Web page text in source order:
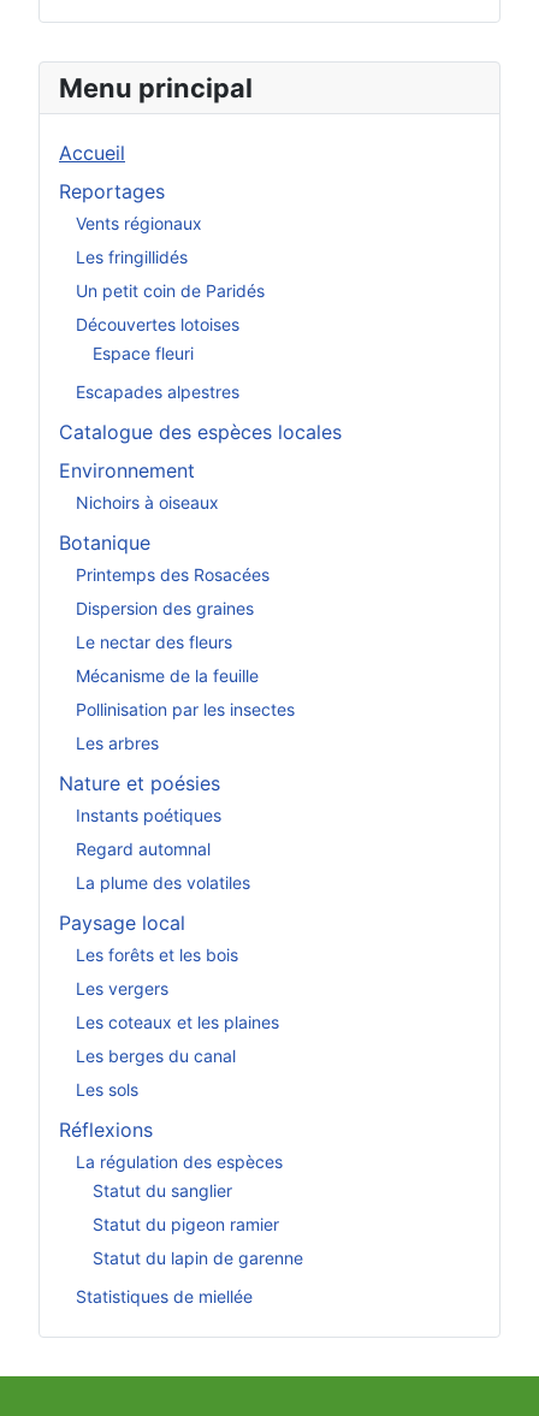
Menu principal
Accueil
Reportages
Vents régionaux
Les fringillidés
Un petit coin de Paridés
Découvertes lotoises
Espace fleuri
Escapades alpestres
Catalogue des espèces locales
Environnement
Nichoirs à oiseaux
Botanique
Printemps des Rosacées
Dispersion des graines
Le nectar des fleurs
Mécanisme de la feuille
Pollinisation par les insectes
Les arbres
Nature et poésies
Instants poétiques
Regard automnal
La plume des volatiles
Paysage local
Les forêts et les bois
Les vergers
Les coteaux et les plaines
Les berges du canal
Les sols
Réflexions
La régulation des espèces
Statut du sanglier
Statut du pigeon ramier
Statut du lapin de garenne
Statistiques de miellée